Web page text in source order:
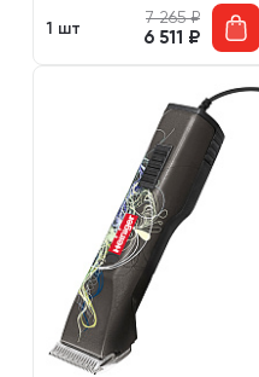
1 шт
7 265₽
6 511 ₽